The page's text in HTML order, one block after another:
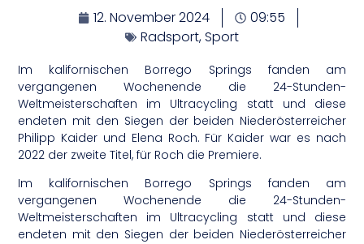
12. November 2024
09:55
Radsport,Sport
Im kalifornischen Borrego Springs fanden am
vergangenen Wochenende die 24-Stunden-
Weltmeisterschaften im Ultracycling statt und diese
endeten mit den Siegen der beiden Niederösterreicher
Philipp Kaider und Elena Roch. Für Kaider war es nach
2022 der zweite Titel, für Roch die Premiere.
Im kalifornischen Borrego Springs fanden am
vergangenen Wochenende die 24-Stunden-
Weltmeisterschaften im Ultracycling statt und diese
endeten mit den Siegen der beiden Niederösterreicher